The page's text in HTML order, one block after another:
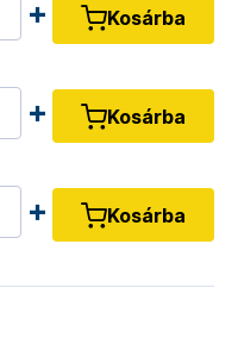
Kosárba
Kosárba
Kosárba